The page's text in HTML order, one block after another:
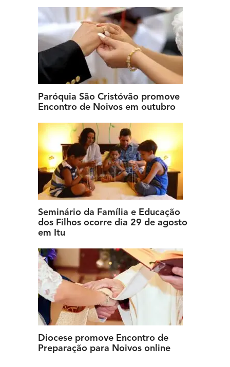
Paróquia São Cristóvão promove
Encontro de Noivos em outubro
Seminário da Família e Educação
dos Filhos ocorre dia 29 de agosto
em Itu
Diocese promove Encontro de
Preparação para Noivos online